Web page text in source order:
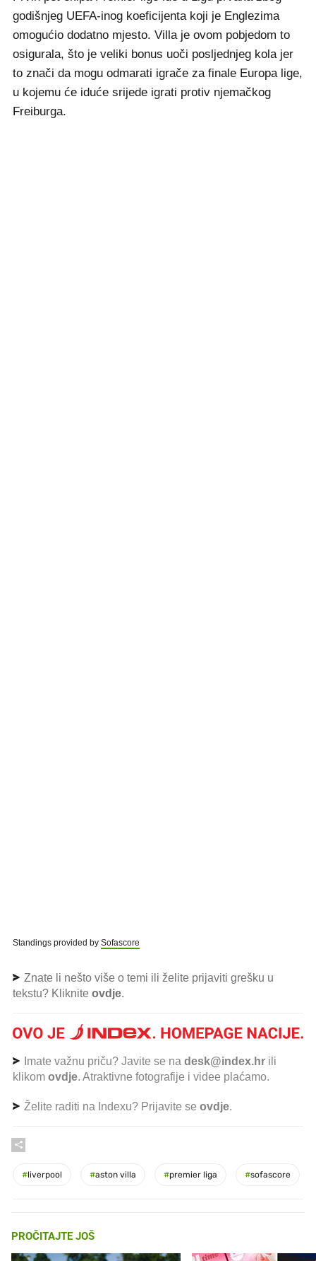
godišnjeg UEFA-inog koeficijenta koji je Englezima
omogućio dodatno mjesto. Villa je ovom pobjedom to
osigurala, što je veliki bonus uoči posljednjeg kola jer
to znači da mogu odmarati igrače za finale Europa lige,
u kojemu će iduće srijede igrati protiv njemačkog
Freiburga.
Standings provided by Sofascore
Znate li nešto više o temi ili želite prijaviti grešku u
tekstu? Kliknite ovdje.
Imate važnu priču? Javite se na desk@index.hr ili
klikom ovdje. Atraktivne fotografije i videe plaćamo.
Želite raditi na Indexu? Prijavite se ovdje.
#liverpool #aston villa #premier liga #sofascore
PROČITAJTE JOŠ